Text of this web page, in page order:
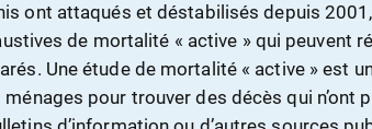
ont attaqués et déstabilisés depuis 2001,
de mortalité « active » qui peuvent
Une étude de mortalité « active » est
pour trouver des décès qui n’ont